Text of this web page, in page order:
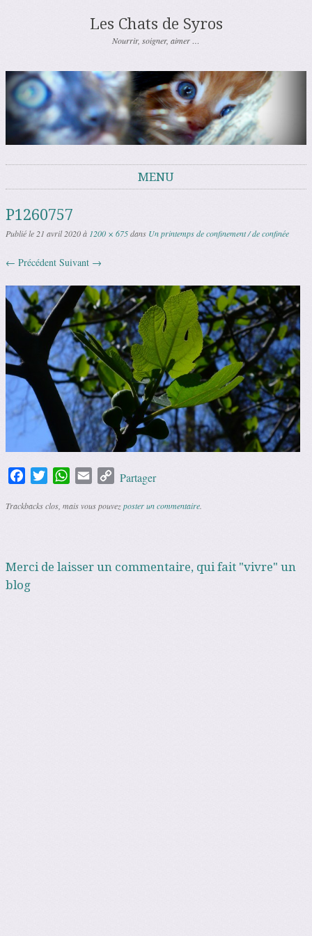
Les Chats de Syros
Nourrir, soigner, aimer …
MENU
P1260757
Publié le21 avril 2020à 1200 × 675dans Un printemps de confinement / de confinée
← Précédent Suivant →
FacebookTwitterWhatsApp
Email Copy
Partager
Trackbacks clos, mais vous pouvezposter un commentaire
Merci de laisser un commentaire, qui fait "vivre" un
blog